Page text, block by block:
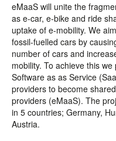
eMaaS will unite the
as e-car, e-bike and ride
uptake of e-mobility. We
fossil-fuelled cars by
number of cars and
mobility. To achieve this
Software as as Service
providers to become
providers (eMaaS). The
in 5 countries; Germany,
Austria.